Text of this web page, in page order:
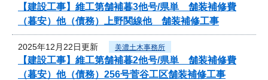
【建設工事】維工第舗補暮3他号/県単 舗装補修費
（暮安）他（債務）上野関線他 舗装補修工事
2025年12月22日更新 美濃土木事務所
【建設工事】維工第舗補暮2他号/県単 舗装補修費
（暮安）他（債務）256号菅谷工区舗装補修工事